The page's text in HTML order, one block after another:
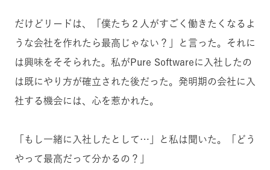
だけどリードは、「僕たち２人がすごく働きたくなるよ
うな会社を作れたら最高じゃない？」と言った。それに
は興味をそそられた。私がPure Softwareに入社したの
は既にやり方が確立された後だった。発明期の会社に入
社する機会には、心を惹かれた。
「もし一緒に入社したとして…」と私は聞いた。「どう
やって最高だって分かるの？」